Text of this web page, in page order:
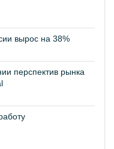
вырос на 38%
перспектив рынка